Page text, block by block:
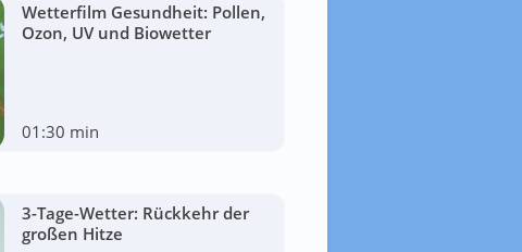
Wetterfilm Gesundheit: Pollen,
Ozon, UV und Biowetter
01:30 min
3-Tage-Wetter: Rückkehr der
großen Hitze